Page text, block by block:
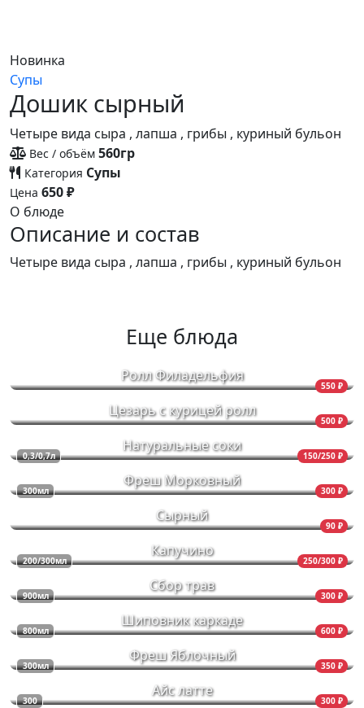
Новинка
Супы
Дошик сырный
Четыре вида сыра , лапша , грибы , куриный бульон
Вес / объём 560гр
Категория Супы
Цена 650 ₽
О блюде
Описание и состав
Четыре вида сыра , лапша , грибы , куриный бульон
Еще блюда
550 ₽
Ролл Филадельфия
500 ₽
Цезарь с курицей ролл
0,3/0,7л 150/250 ₽
Натуральные соки
300мл 300 ₽
Фреш Морковный
90 ₽
Сырный
200/300мл 250/300 ₽
Капучино
900мл 300 ₽
Сбор трав
800мл 600 ₽
Шиповник каркаде
300мл 350 ₽
Фреш Яблочный
300 300 ₽
Айс латте